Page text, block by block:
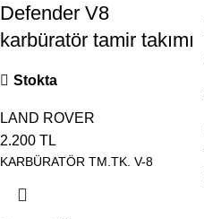
Defender V8
karbüratör tamir takımı
Stokta
LAND ROVER
2.200 TL
KARBÜRATÖR TM.TK. V-8